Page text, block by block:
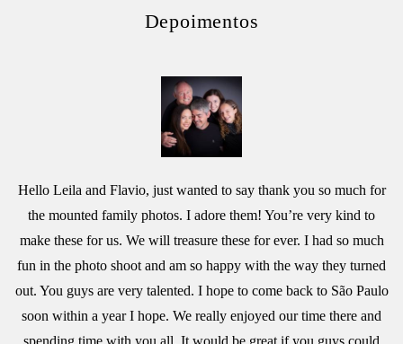
Depoimentos
Hello Leila and Flavio, just wanted to say thank you so much for
the mounted family photos. I adore them! You’re very kind to
make these for us. We will treasure these for ever. I had so much
fun in the photo shoot and am so happy with the way they turned
out. You guys are very talented. I hope to come back to São Paulo
soon within a year I hope. We really enjoyed our time there and
spending time with you all. It would be great if you guys could